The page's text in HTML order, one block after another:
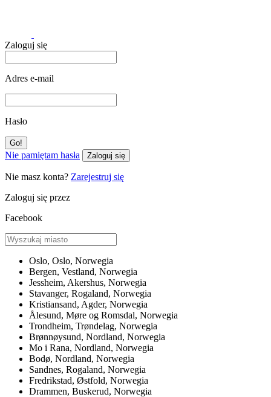
Zaloguj się
Adres e-mail
Hasło
Nie pamiętam hasła Zaloguj się
Nie masz konta? Zarejestruj się
Zaloguj się przez
Facebook
Oslo, Oslo, Norwegia
Bergen, Vestland, Norwegia
Jessheim, Akershus, Norwegia
Stavanger, Rogaland, Norwegia
Kristiansand, Agder, Norwegia
Ålesund, Møre og Romsdal, Norwegia
Trondheim, Trøndelag, Norwegia
Brønnøysund, Nordland, Norwegia
Mo i Rana, Nordland, Norwegia
Bodø, Nordland, Norwegia
Sandnes, Rogaland, Norwegia
Fredrikstad, Østfold, Norwegia
Drammen, Buskerud, Norwegia